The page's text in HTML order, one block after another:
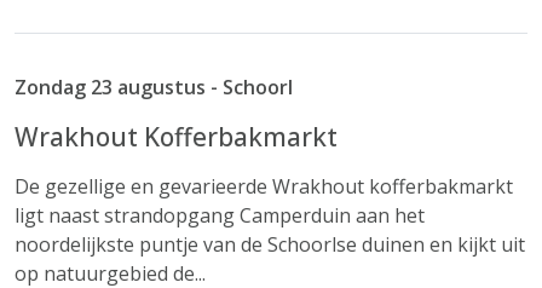
Zondag 23 augustus - Schoorl
Wrakhout Kofferbakmarkt
De gezellige en gevarieerde Wrakhout kofferbakmarkt
ligt naast strandopgang Camperduin aan het
noordelijkste puntje van de Schoorlse duinen en kijkt uit
op natuurgebied de...